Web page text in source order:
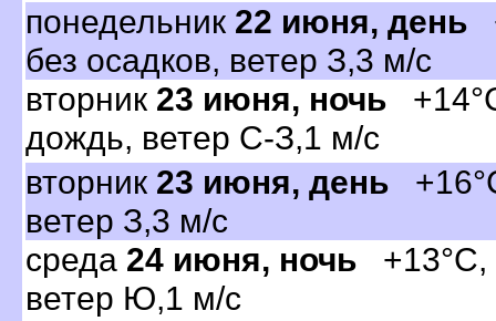
понедельник 22 июня, день
ез осадков, ветер З,3 м/с
торник 23 июня, ночь
дождь, ветер С-З,1 м/с
торник 23 июня, день
етер З,3 м/с
среда 24 июня, ночь
етер Ю,1 м/с